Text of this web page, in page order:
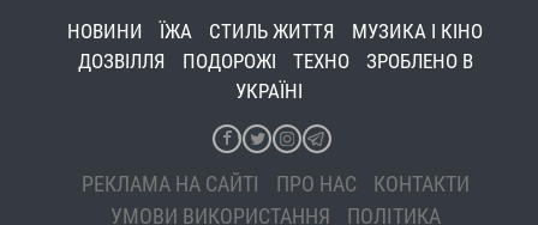
НОВИНИ ЇЖА СТИЛЬ ЖИТТЯ
МУЗИКА І КІНО
ДОЗВІЛЛЯ
ПОДОРОЖІ ТЕХНО
ЗРОБЛЕНО В
УКРАЇНІ
РЕКЛАМА НА САЙТІ ПРО НАС
КОНТАКТИ
УМОВИ ВИКОРИСТАННЯ
ПОЛІТИКА